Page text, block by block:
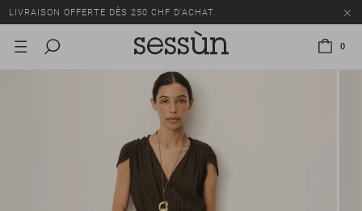
LIVRAISON OFFERTE DÈS 250 CHF D'ACHAT.
TOUS LES PRIX INCLUENT LA TVA ET LES DROITS DE DOUANE.
LIVRAISON OFFERTE DÈS 250 CHF D'ACHAT.
TOUS LES PRIX INCLUENT LA TVA ET LES DROITS DE DOUANE.
0